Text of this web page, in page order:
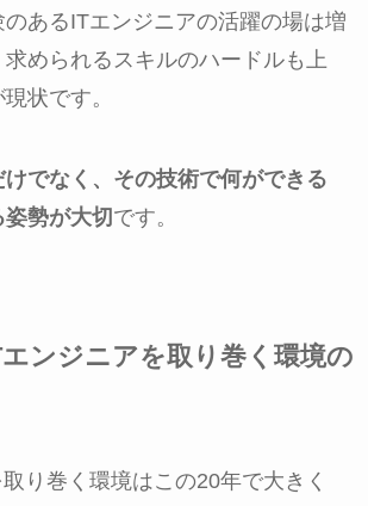
あるITエンジニアの活躍の場は増
求められるスキルのハードルも上
状です。
でなく、その技術で何ができる
勢が大切 です。
ンジニアを取り巻く環境の
り巻く環境はこの20年で大きく